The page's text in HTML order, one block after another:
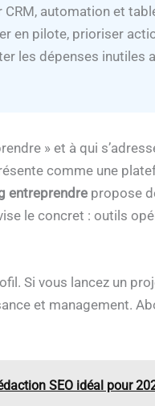
automation et
en pilote, prioriser
les dépenses inutiles
» et à qui
comme une
entreprendre propose
le concret : outils
Si vous lancez un
et management.
SEO idéal pour